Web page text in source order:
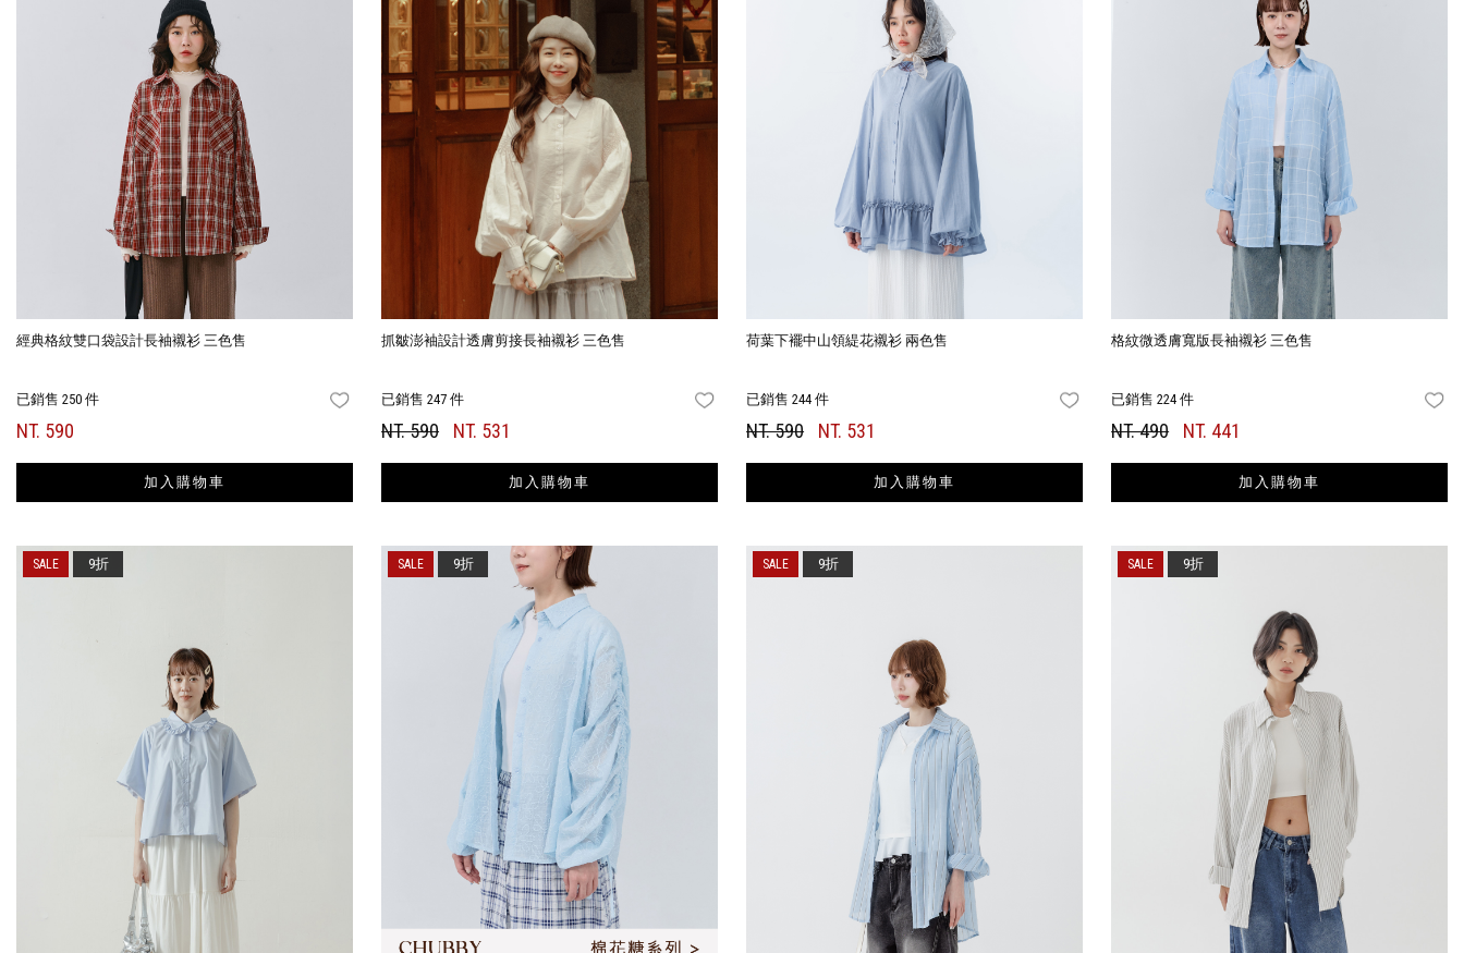
經典格紋雙口袋設計長袖襯衫 三色售
已銷售 250 件 FAVORITES
NT. 590
加入購物車
抓皺澎袖設計透膚剪接長袖襯衫 三色售
已銷售 247 件 FAVORITES
NT. 590 NT. 531
加入購物車
荷葉下襬中山領緹花襯衫 兩色售
已銷售 244 件 FAVORITES
NT. 590 NT. 531
加入購物車
格紋微透膚寬版長袖襯衫 三色售
已銷售 224 件
NT. 490 NT. 441
加入購物車
9折 9折 9折 9折